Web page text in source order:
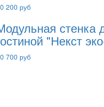
200 руб
стенка
"Некст
700 руб